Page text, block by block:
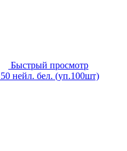
Быстрый просмотр
нейл. бел. (уп.100шт)